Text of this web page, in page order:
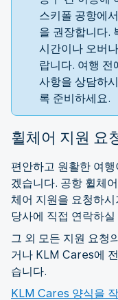
스키폴 공항에
을 권장합니다.
시간이나 오버
랍니다. 여행
사항을 상담하
록 준비하세요.
휠체어 지원 요
편안하고 원활한 여
겠습니다. 공항 휠체
체어 지원을 요청하
당사에 직접 연락하
그 외 모든 지원 요청
거나 KLM Cares에
습니다.
KLM Cares 양식을